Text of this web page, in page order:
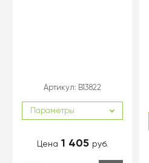
Артикул: B13822
Параметры
Цена 1 405 руб.